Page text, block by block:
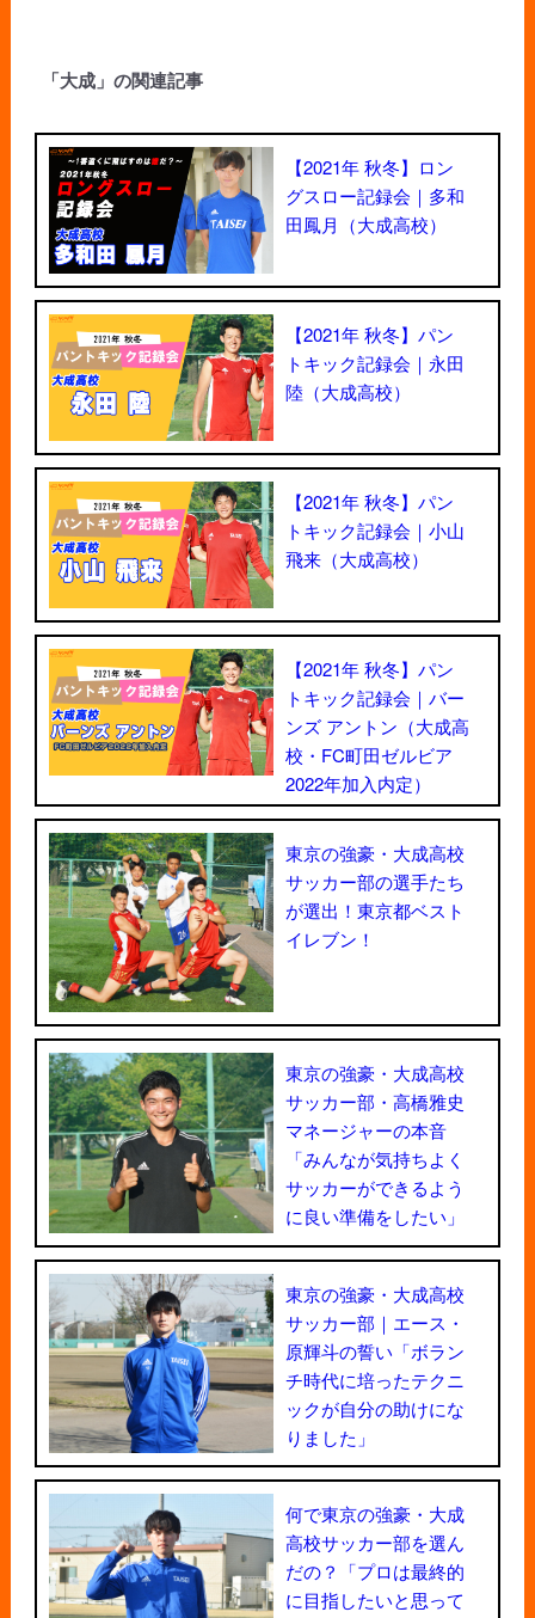
「大成」の関連記事
【2021年 秋冬】ロン
グスロー記録会｜多和
田鳳月（大成高校）
【2021年 秋冬】パン
トキック記録会｜永田
陸（大成高校）
【2021年 秋冬】パン
トキック記録会｜小山
飛来（大成高校）
【2021年 秋冬】パン
トキック記録会｜バー
ンズ アントン（大成高
校・FC町田ゼルビア
2022年加入内定）
東京の強豪・大成高校
サッカー部の選手たち
が選出！東京都ベスト
イレブン！
東京の強豪・大成高校
サッカー部・高橋雅史
マネージャーの本音
「みんなが気持ちよく
サッカーができるよう
に良い準備をしたい」
東京の強豪・大成高校
サッカー部｜エース・
原輝斗の誓い「ボラン
チ時代に培ったテクニ
ックが自分の助けにな
りました」
何で東京の強豪・大成
高校サッカー部を選ん
だの？「プロは最終的
に目指したいと思って